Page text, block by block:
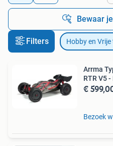
Bewaar
Filters Hobby en Vrije
Arrma
RTR V5 -
€
Bezoek